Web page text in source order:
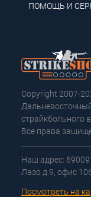
ПОМОЩЬ И
Copyright 2007-
страйкбольного
Все права
Наш адрес:
Лазо д.9, офис
Посмотреть на